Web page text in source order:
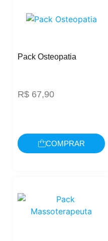
Pack Osteopatia
R$ 67,90
COMPRAR